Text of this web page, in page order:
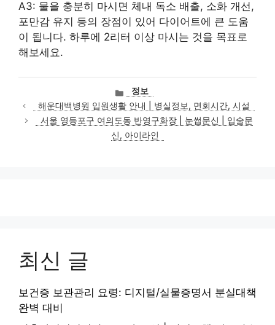
A3: 물을 충분히 마시면 체내 독소 배출, 소화 개선,
포만감 유지 등의 장점이 있어 다이어트에 큰 도움
이 됩니다. 하루에 2리터 이상 마시는 것을 목표로
해보세요.
카
테
고
리
정보
해운대백병원 입원생활 안내 | 병실정보, 면회시간, 시설
서울 영등포구 여의도동 반영구화장 | 눈썹문신 | 입술문
신, 아이라인
최신 글
보건증 보관관리 요령: 디지털/실물증명서 분실대책
완벽 대비